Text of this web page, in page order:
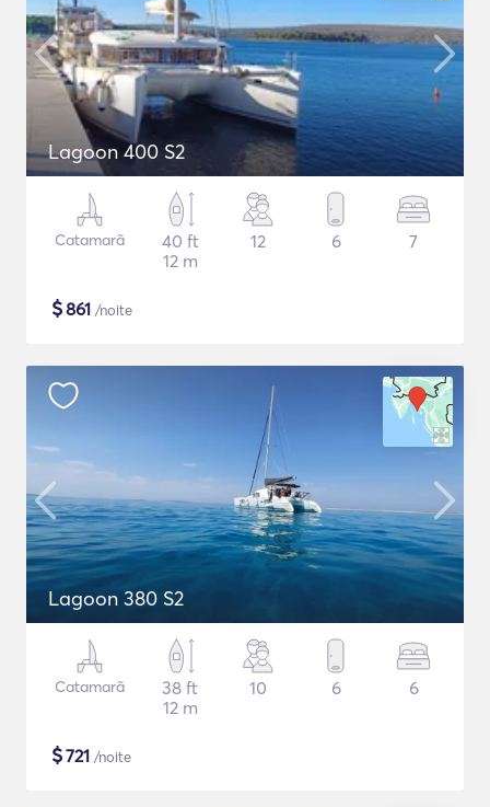
Lagoon 400 S2
Catamarã
40 ft
12 m
12 6 7
$861 /noite
Lagoon 380 S2
Catamarã
38 ft
12 m
10 6 6
$721 /noite